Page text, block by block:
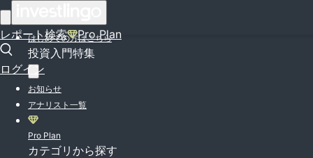
レポート検索 Pro Plan
ログイン
はじめての方はこちら
投資入門特集
お知らせ
アナリスト一覧
Pro Plan
カテゴリから探す